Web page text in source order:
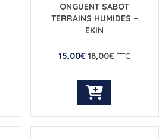
ONGUENT SABOT
TERRAINS HUMIDES –
EKIN
15,00€ 18,00€ TTC